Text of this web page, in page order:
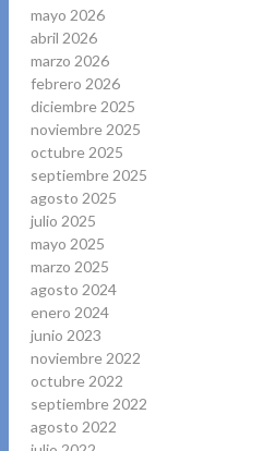
mayo 2026
abril 2026
marzo 2026
febrero 2026
diciembre 2025
noviembre 2025
octubre 2025
septiembre 2025
agosto 2025
julio 2025
mayo 2025
marzo 2025
agosto 2024
enero 2024
junio 2023
noviembre 2022
octubre 2022
septiembre 2022
agosto 2022